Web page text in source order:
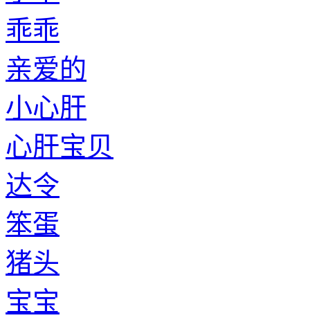
乖乖
亲爱的
小心肝
心肝宝贝
达令
笨蛋
猪头
宝宝